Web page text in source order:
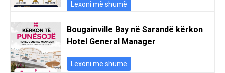
Lexoni më shumë
Bougainville Bay në Sarandë kërkon
Hotel General Manager
Lexoni më shumë